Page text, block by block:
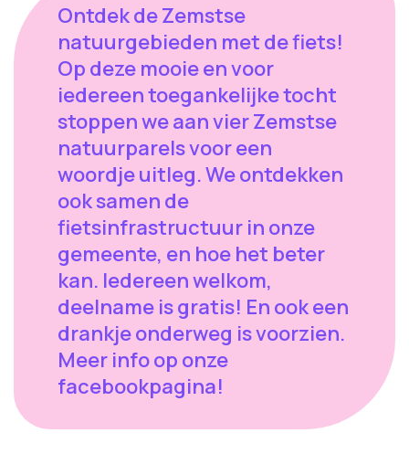
Ontdek de Zemstse
natuurgebieden met de fiets!
Op deze mooie en voor
iedereen toegankelijke tocht
stoppen we aan vier Zemstse
natuurparels voor een
woordje uitleg. We ontdekken
ook samen de
fietsinfrastructuur in onze
gemeente, en hoe het beter
kan. Iedereen welkom,
deelname is gratis! En ook een
drankje onderweg is voorzien.
Meer info op onze
facebookpagina!